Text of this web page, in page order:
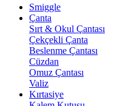
Smiggle
Çanta
Sırt & Okul Çantası
Çekçekli Çanta
Beslenme Çantası
Cüzdan
Omuz Çantası
Valiz
Kırtasiye